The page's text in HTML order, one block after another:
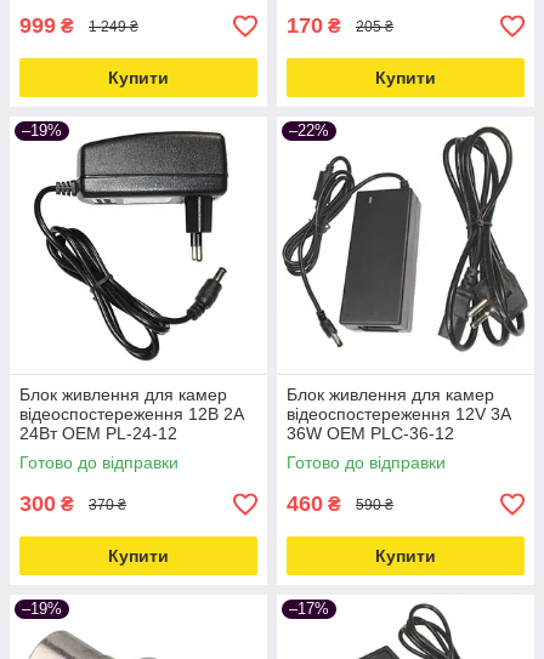
999 ₴ 1 249 ₴
Купити
170 ₴ 205 ₴
Купити
–19%
Блок живлення для камер
відеоспостереження 12В 2А
24Вт OEM PL-24-12
Love&Life -online-multimarket-
Готово до відправки
300 ₴ 370 ₴
Купити
–22%
Блок живлення для камер
відеоспостереження 12V 3A
36W OEM PLC-36-12
Love&Life -online-multimarket-
Готово до відправки
460 ₴ 590 ₴
Купити
–19% –17%